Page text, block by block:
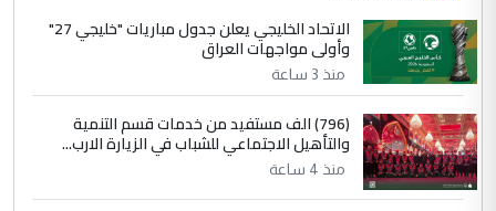
الموضوع :
الجواهري يرد على صدام حسين سل
مضجعيك يابن الزنا (نص كامل)
4 سردار
التعليق : واحد من عصابة علي ماما يسقط
جنسية الرافد الثالث للعراق ومن اصول عريقة
الاتحاد الخليجي يعلن جدول مباريات "خليجي 27"
وأولى مواجهات العراق
منذ 3 ساعة
(796) الف مستفيد من خدمات قسم التنمية
والتأهيل الاجتماعي للشباب في الزيارة الارب...
منذ 4 ساعة